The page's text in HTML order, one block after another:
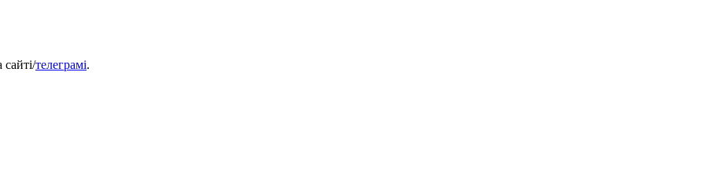
телеграмі.